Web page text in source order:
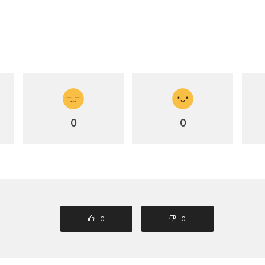
0 0
0 0